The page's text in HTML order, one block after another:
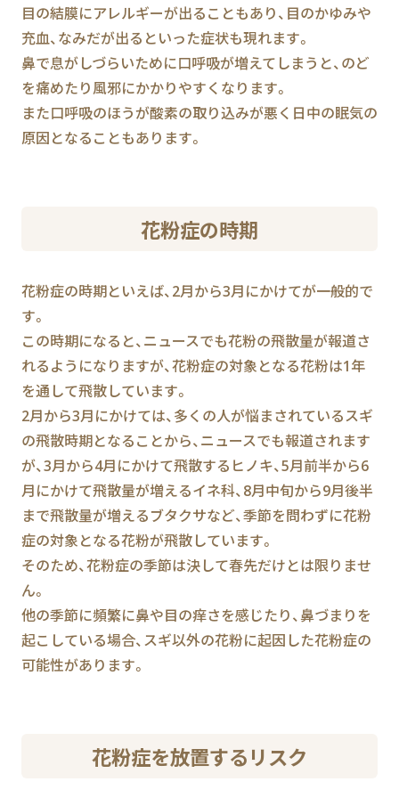
目の結膜にアレルギーが出ることもあり、目のかゆみや
充血、なみだが出るといった症状も現れます。
鼻で息がしづらいために口呼吸が増えてしまうと、のど
を痛めたり風邪にかかりやすくなります。
また口呼吸のほうが酸素の取り込みが悪く日中の眠気の
原因となることもあります。
花粉症の時期
花粉症の時期といえば、2月から3月にかけてが一般的で
す。
この時期になると、ニュースでも花粉の飛散量が報道さ
れるようになりますが、花粉症の対象となる花粉は1年
を通して飛散しています。
2月から3月にかけては、多くの人が悩まされているスギ
の飛散時期となることから、ニュースでも報道されます
が、3月から4月にかけて飛散するヒノキ、5月前半から6
月にかけて飛散量が増えるイネ科、8月中旬から9月後半
まで飛散量が増えるブタクサなど、季節を問わずに花粉
症の対象となる花粉が飛散しています。
そのため、花粉症の季節は決して春先だけとは限りませ
ん。
他の季節に頻繁に鼻や目の痒さを感じたり、鼻づまりを
起こしている場合、スギ以外の花粉に起因した花粉症の
可能性があります。
花粉症を放置するリスク